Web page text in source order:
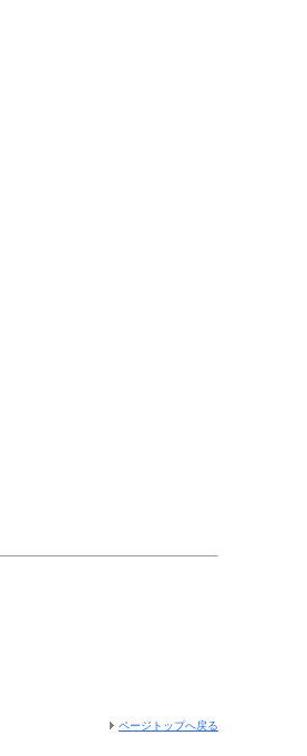
ページトップへ戻る